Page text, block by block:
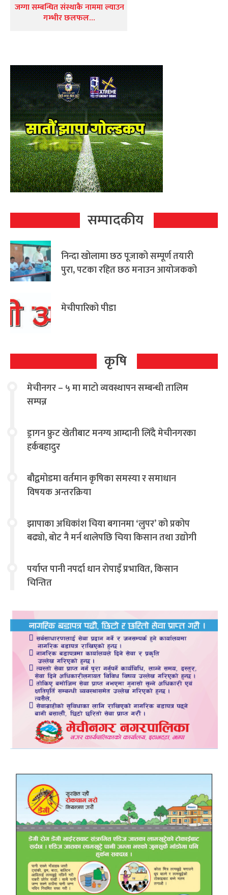
जग्गा सम्बन्धित संस्थाकै नाममा ल्याउन
गम्भीर छलफल…
सम्पादकीय
निन्दा खोलामा छठ पूजाको सम्पूर्ण तयारी
पुरा, पटका रहित छठ मनाउन आयोजकको
मेचीपारिको पीडा
कृषि
मेचीनगर – ५ मा माटो व्यवस्थापन सम्बन्धी तालिम
सम्पन्न
ड्रागन फ्रुट खेतीबाट मनग्य आम्दानी लिँदै मेचीनगरका
हर्कबहादुर
बौद्वमोडमा वर्तमान कृषिका समस्या र समाधान
विषयक अन्तरक्रिया
झापाका अधिकांश चिया बगानमा ‘लुपर’ को प्रकोप
बढ्यो, बोट नै मर्न थालेपछि चिया किसान तथा उद्योगी
पर्याप्त पानी नपर्दा धान रोपाइँ प्रभावित, किसान
चिन्तित